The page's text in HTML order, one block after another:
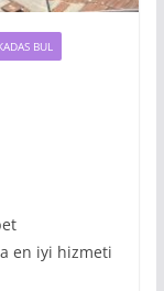
BUL
en iyi hizmeti